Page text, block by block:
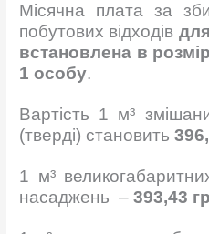
Місячна плата за
побутових відходів
встановлена в
1 особу.
Вартість 1 м³
(тверді) становить
1 м³
насаджень –393,43